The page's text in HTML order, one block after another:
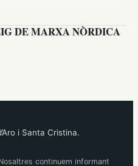
DE MARXA NÒRDICA
i Santa Cristina.
continuem informant